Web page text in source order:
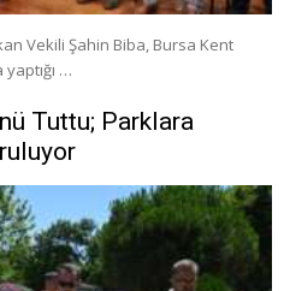
Vekili Şahin Biba, Bursa Kent
…
Tuttu; Parklara